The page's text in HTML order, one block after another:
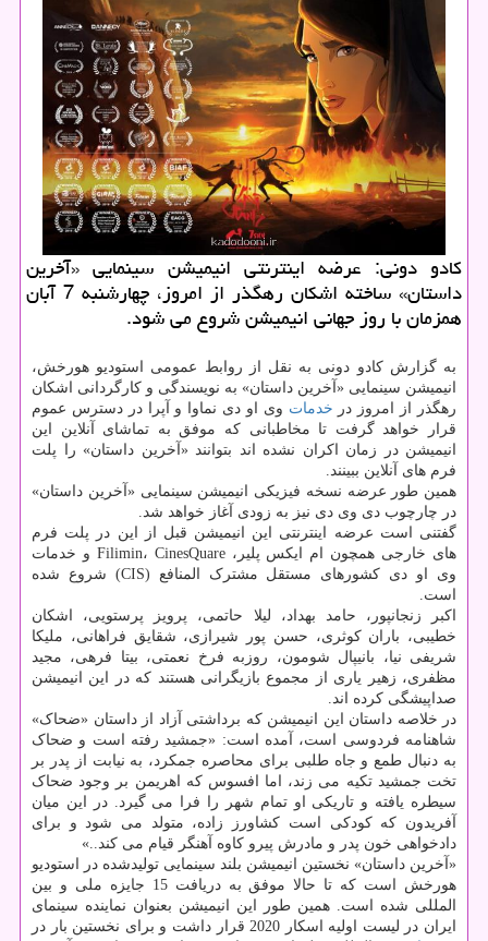
كادو دونی: عرضه اینترنتی انیمیشن سینمایی «آخرین
داستان» ساخته اشكان رهگذر از امروز، چهارشنبه 7 آبان
همزمان با روز جهانی انیمیشن شروع می شود.
به گزارش کادو دونی به نقل از روابط عمومی استودیو هورخش،
انیمیشن سینمایی «آخرین داستان» به نویسندگی و کارگردانی اشکان
رهگذر از امروز در خدمات وی او دی نماوا و آپرا در دسترس عموم
قرار خواهد گرفت تا مخاطبانی که موفق به تماشای آنلاین این
انیمیشن در زمان اکران نشده اند بتوانند «آخرین داستان» را پلت
فرم های آنلاین ببینند.
همین طور عرضه نسخه فیزیکی انیمیشن سینمایی «آخرین داستان»
در چارچوب دی وی دی نیز به زودی آغاز خواهد شد.
گفتنی است عرضه اینترنتی این انیمیشن قبل از این در پلت فرم
های خارجی همچون ام ایکس پلیر، Filimin، CinesQuare و خدمات
وی او دی کشورهای مستقل مشترک المنافع (CIS) شروع شده
است.
اکبر زنجانپور، حامد بهداد، لیلا حاتمی، پرویز پرستویی، اشکان
خطیبی، باران کوثری، حسن پور شیرازی، شقایق فراهانی، ملیکا
شریفی نیا، بانیپال شومون، روزبه فرخ نعمتی، بیتا فرهی، مجید
مظفری، زهیر یاری از مجموع بازیگرانی هستند که در این انیمیشن
صداپیشگی کرده اند.
در خلاصه داستان این انیمیشن که برداشتی آزاد از داستان «ضحاک»
شاهنامه فردوسی است، آمده است: «جمشید رفته است و ضحاک
به دنبال طمع و جاه طلبی برای محاصره جمکرد، به نیابت از پدر بر
تخت جمشید تکیه می زند، اما افسوس که اهریمن بر وجود ضحاک
سیطره یافته و تاریکی او تمام شهر را فرا می گیرد. در این میان
آفریدون که کودکی است کشاورز زاده، متولد می شود و برای
دادخواهی خون پدر و مادرش پیرو کاوه آهنگر قیام می کند..»
«آخرین داستان» نخستین انیمیشن بلند سینمایی تولیدشده در استودیو
هورخش است که تا حالا موفق به دریافت 15 جایزه ملی و بین
المللی شده است. همین طور این انیمیشن بعنوان نماینده سینمای
ایران در لیست اولیه اسکار 2020 قرار داشت و برای نخستین بار در